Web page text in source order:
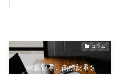
コラム